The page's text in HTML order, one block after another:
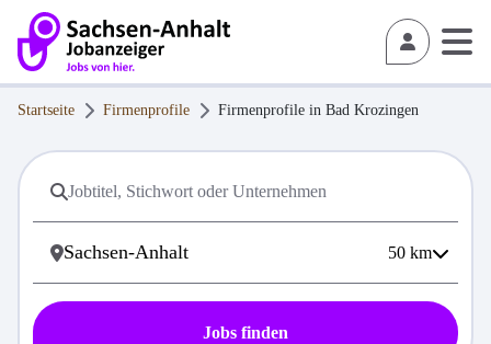
Startseite Firmenprofile Firmenprofile in Bad Krozingen
50 km
Jobs finden